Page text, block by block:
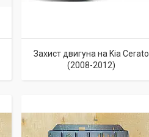
Захист двигуна на Kia Cerato
(2008-2012)